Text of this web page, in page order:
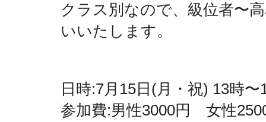
クラス別なので、級位者〜
いいたします。
日時:7月15日(月・祝) 13時〜
参加費:男性3000円 女性